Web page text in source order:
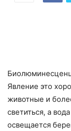
Явление это
животные и
светиться, а
освещается